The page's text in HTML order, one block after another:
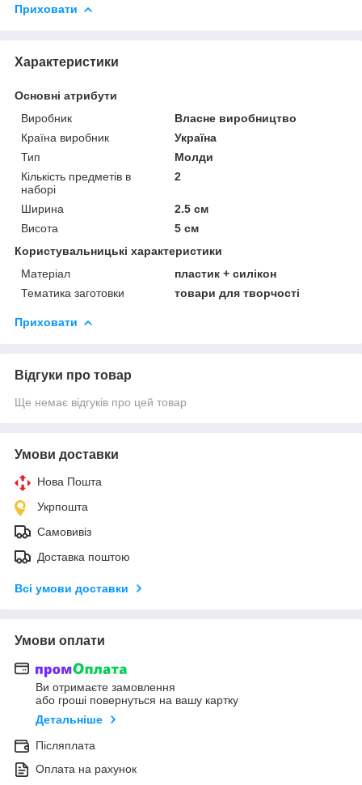
Приховати
Характеристики
Основні атрибути
Виробник
Власне виробництво
Країна виробник
Україна
Тип
Молди
Кількість предметів в
наборі
2
Ширина
2.5 см
Висота
5 см
Користувальницькі характеристики
Матеріал
пластик + силікон
Тематика заготовки
товари для творчості
Приховати
Відгуки про товар
Ще немає відгуків про цей товар
Умови доставки
Нова Пошта
Укрпошта
Самовивіз
Доставка поштою
Всі умови доставки
Умови оплати
Ви отримаєте замовлення
або гроші повернуться на вашу картку
Детальніше
Післяплата
Оплата на рахунок